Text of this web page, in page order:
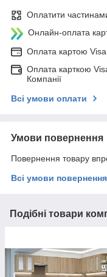
Оплатити
Онлайн-оплата
Оплата картою
Оплата карткою
Компанії
Всі умови оплати
Умови повернення
Повернення товару
Всі умови повернення
Подібні товари